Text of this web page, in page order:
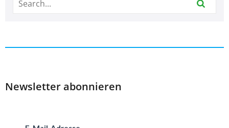
Newsletter abonnieren